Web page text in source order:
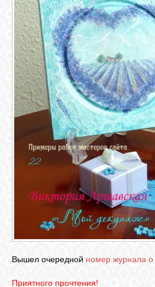
ВИДЕО
ГАЛЕРЕЯ
ШКОЛА
ДЕКУПАЖА
ОТЗЫВЫ
УЧЕНИКОВ
СВЯЗЬ
Вышел очередной номер журнала о
Приятного прочтения!